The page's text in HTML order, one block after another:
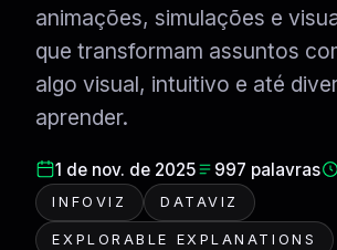
animações, simulações e
que transformam assuntos
algo visual, intuitivo e até
aprender.
1 de nov. de 2025 997 palavras
INFOVIZ DATAVIZ
EXPLORABLE EXPLANATIONS